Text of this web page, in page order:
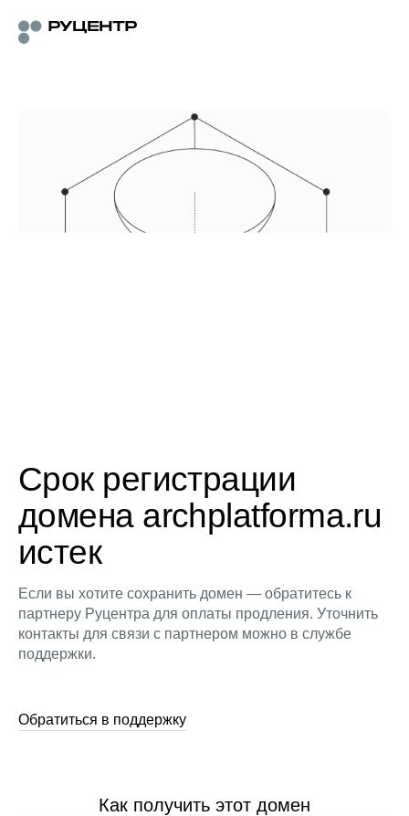
Срок регистрации
домена archplatforma.ru
истек
Если вы хотите сохранить домен — обратитесь к
партнеру Руцентра для оплаты продления. Уточнить
контакты для связи с партнером можно в службе
поддержки.
Обратиться в поддержку
Как получить этот домен